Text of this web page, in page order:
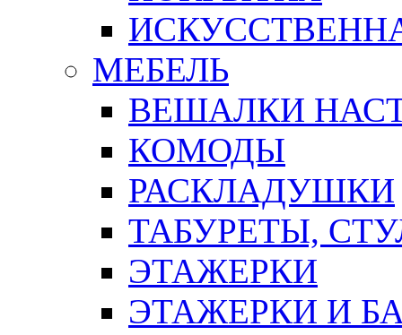
МЕБЕЛЬ
ВЕШАЛКИ
КОМОДЫ
РАСКЛАДУШКИ
ТАБУРЕТЫ,
ЭТАЖЕРКИ
ЭТАЖЕРКИ И